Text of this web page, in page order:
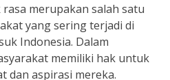
merupakan salah satu
yang sering terjadi di
Indonesia. Dalam
memiliki hak untuk
dan aspirasi mereka.